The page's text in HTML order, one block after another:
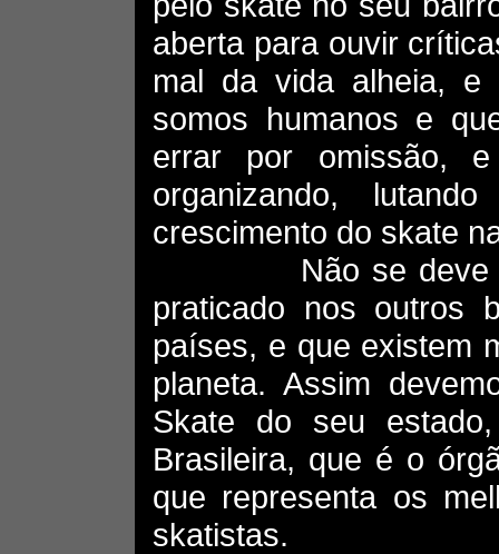
aberta para ouvir
mal da vida alheia, e
somos humanos e
errar por omissão,
organizando,
crescimento do skate
Não se deve
praticado nos outros
países, e que existem
planeta. Assim
Skate do seu
Brasileira, que é o
que representa os
skatistas.